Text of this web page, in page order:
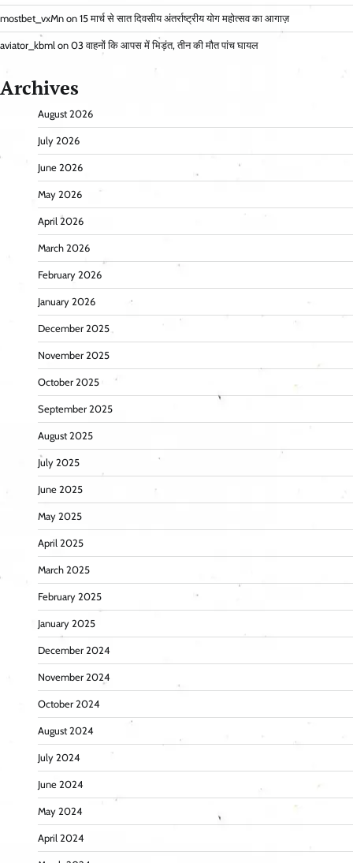
mostbet_vxMn on 15 मार्च से सात दिवसीय अंतर्राष्ट्रीय योग महोत्सव का आगाज़
aviator_kbml on 03 वाहनों कि आपस में भिड़ंत, तीन की मौत पांच घायल
Archives
August 2026
July 2026
June 2026
May 2026
April 2026
March 2026
February 2026
January 2026
December 2025
November 2025
October 2025
September 2025
August 2025
July 2025
June 2025
May 2025
April 2025
March 2025
February 2025
January 2025
December 2024
November 2024
October 2024
August 2024
July 2024
June 2024
May 2024
April 2024